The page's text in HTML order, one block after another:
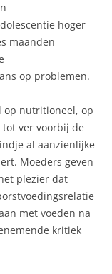
hoger
maanden
op problemen.
op nutritioneel, op
ver voorbij de
al aanzienlijke
Moeders geven
plezier dat
met voeden na
kritiek